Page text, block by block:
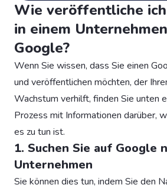
Wie veröffentliche
in einem
Google?
Wenn Sie wissen, dass Sie einen
und veröffentlichen möchten, der
Wachstum verhilft, finden Sie unten
Prozess mit Informationen darüber,
es zu tun ist.
1. Suchen Sie auf Google
Unternehmen
Sie können dies tun, indem Sie den